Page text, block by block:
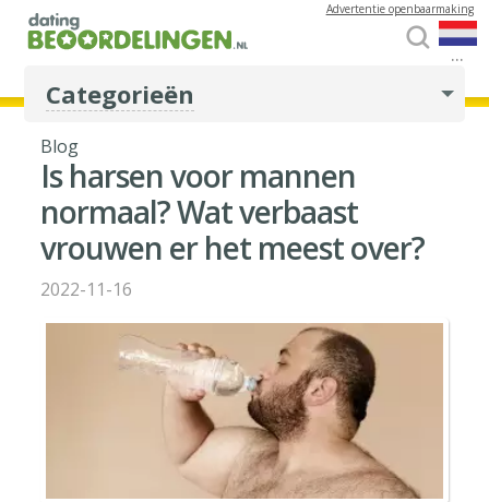
...
Advertentie openbaarmaking
Categorieën
Blog
Is harsen voor mannen
normaal? Wat verbaast
vrouwen er het meest over?
2022-11-16